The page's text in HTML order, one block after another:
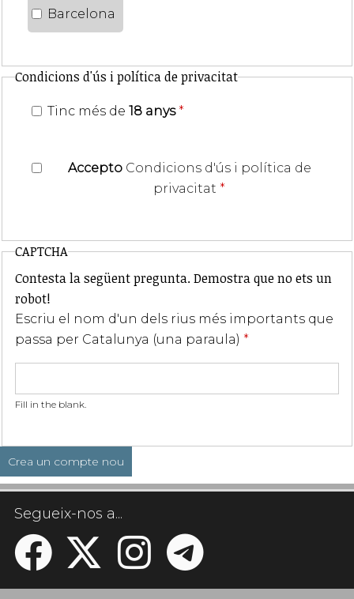
Barcelona
Condicions d'ús i política de privacitat
Tinc més de 18 anys *
Accepto Condicions d'ús i política de
privacitat *
CAPTCHA
Contesta la següent pregunta. Demostra que no ets un
robot!
Escriu el nom d'un dels rius més importants que
passa per Catalunya (una paraula) *
Fill in the blank.
Segueix-nos a...